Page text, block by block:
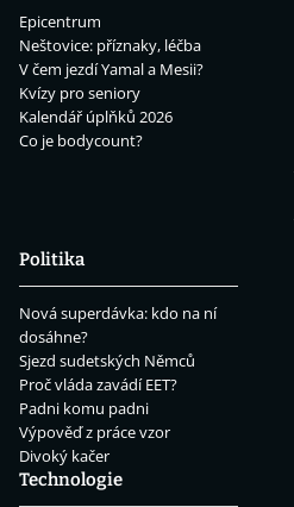
Epicentrum
Neštovice: příznaky, léčba
V čem jezdí Yamal a Mesii?
Kvízy pro seniory
Kalendář úplňků 2026
Co je bodycount?
Politika
Nová superdávka: kdo na ní
dosáhne?
Sjezd sudetských Němců
Proč vláda zavádí EET?
Padni komu padni
Výpověď z práce vzor
Divoký kačer
Technologie